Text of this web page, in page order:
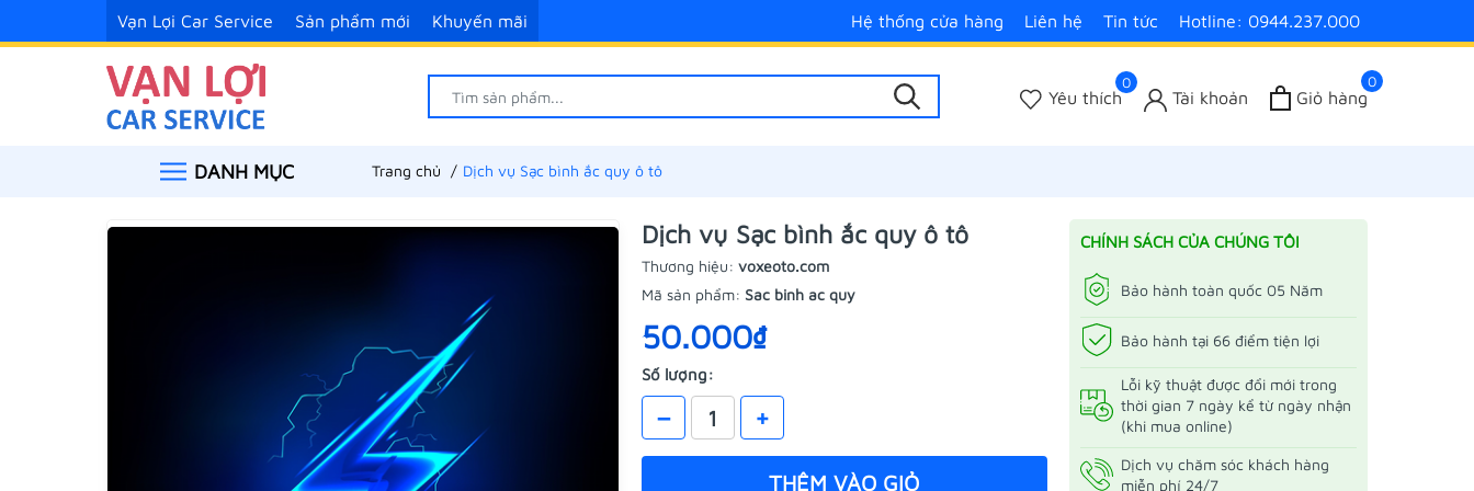
Vạn Lợi Car Service Sản phẩm mới Khuyến mãi Hệ thống cửa hàng Liên hệ Tin tức Hotline: 0944.237.000
0
Yêu thích Tài khoản
0
Giỏ hàng
DANH MỤC Trang chủ Dịch vụ Sạc bình ắc quy ô tô
Dịch vụ Sạc bình ắc quy ô tô
Thương hiệu: voxeoto.com
Mã sản phẩm: Sac binh ac quy
50.000₫
Số lượng:
– +
THÊM VÀO GIỎ
CHÍNH SÁCH CỦA CHÚNG TÔI
Bảo hành toàn quốc 05 Năm
Bảo hành tại 66 điểm tiện lợi
Lỗi kỹ thuật được đổi mới trong
thời gian 7 ngày kể từ ngày nhận
(khi mua online)
Dịch vụ chăm sóc khách hàng
miễn phí 24/7